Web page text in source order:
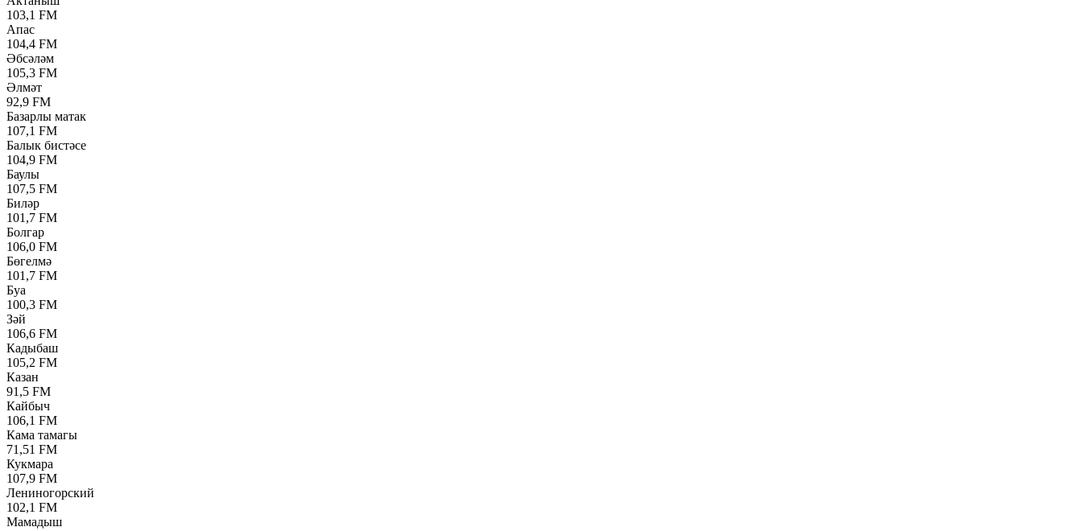
103,1 FM
Апас
104,4 FM
Әбсәләм
105,3 FM
Әлмәт
92,9 FM
Базарлы матак
107,1 FM
Балык бистәсе
104,9 FM
Баулы
107,5 FM
Биләр
101,7 FM
Болгар
106,0 FM
Бөгелмә
101,7 FM
Буа
100,3 FM
Зәй
106,6 FM
Кадыбаш
105,2 FM
Казан
91,5 FM
Кайбыч
106,1 FM
Кама тамагы
71,51 FM
Кукмара
107,9 FM
Лениногорский
102,1 FM
Мамадыш